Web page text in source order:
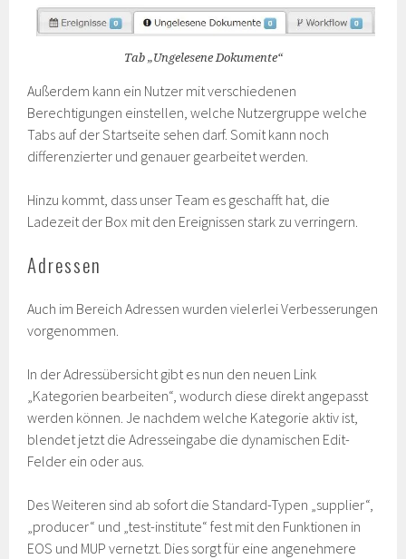
Tab „Ungelesene Dokumente“
Außerdem kann ein Nutzer mit verschiedenen
Berechtigungen einstellen, welche Nutzergruppe welche
Tabs auf der Startseite sehen darf. Somit kann noch
differenzierter und genauer gearbeitet werden.
Hinzu kommt, dass unser Team es geschafft hat, die
Ladezeit der Box mit den Ereignissen stark zu verringern.
Adressen
Auch im Bereich Adressen wurden vielerlei Verbesserungen
vorgenommen.
In der Adressübersicht gibt es nun den neuen Link
„Kategorien bearbeiten“, wodurch diese direkt angepasst
werden können. Je nachdem welche Kategorie aktiv ist,
blendet jetzt die Adresseingabe die dynamischen Edit-
Felder ein oder aus.
Des Weiteren sind ab sofort die Standard-Typen „supplier“,
„producer“ und „test-institute“ fest mit den Funktionen in
EOS und MUP vernetzt. Dies sorgt für eine angenehmere